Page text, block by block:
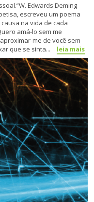
Edwards Deming
escreveu um poema
na vida de cada
amá-lo sem me
me de você sem
que se sinta...
leia mais